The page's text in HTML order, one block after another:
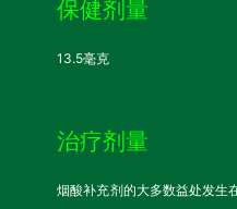
保健剂量
13.5毫克
治疗剂量
烟酸补充剂的大多数益处发生